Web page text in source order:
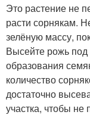
Это растение не
расти сорнякам.
зелёную массу,
Высейте рожь под
образования
количество
достаточно
участка, чтобы